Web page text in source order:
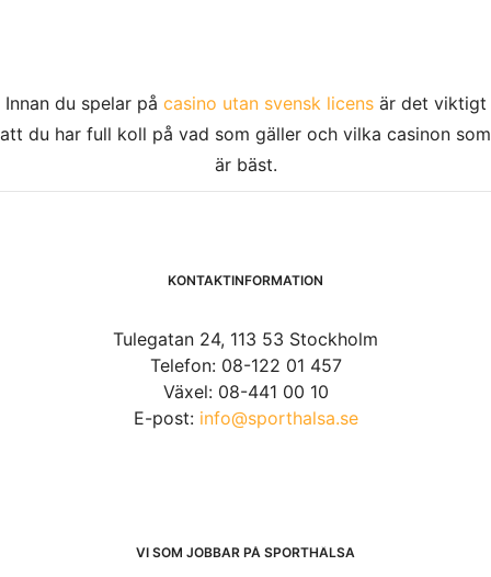
Innan du spelar på casino utan svensk licensär det viktigt
att du har full koll på vad som gäller och vilka casinon som
är bäst.
KONTAKTINFORMATION
Tulegatan 24, 113 53 Stockholm
Telefon: 08-122 01 457
Växel: 08-441 00 10
E-post: info@sporthalsa.se
VI SOM JOBBAR PÅ SPORTHÄLSA